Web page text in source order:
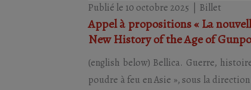
Publié le 10 octobre 2025 Billet
Appel à propositions « La
New History of the Age of
(english below) Bellica. Guerre,
poudre à feu en Asie », sous la